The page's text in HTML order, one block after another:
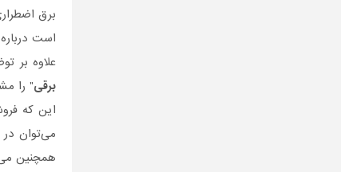
برق
است
علاوه بر
برقی" را
این که
می‌توان
همچنین